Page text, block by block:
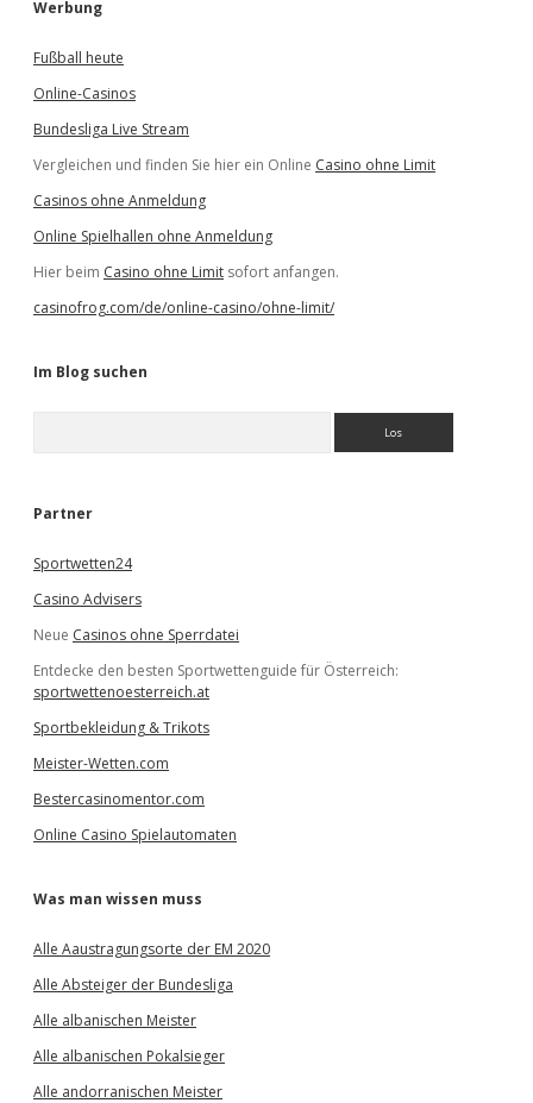
Werbung
Fußball heute
Online-Casinos
Bundesliga Live Stream
Vergleichen und finden Sie hier ein Online Casino ohne Limit
Casinos ohne Anmeldung
Online Spielhallen ohne Anmeldung
Hier beim Casino ohne Limit sofort anfangen.
casinofrog.com/de/online-casino/ohne-limit/
Im Blog suchen
e
Partner
Sportwetten24
Casino Advisers
Neue Casinos ohne Sperrdatei
Entdecke den besten Sportwettenguide für Österreich:
sportwettenoesterreich.at
Sportbekleidung & Trikots
Meister-Wetten.com
Bestercasinomentor.com
Online Casino Spielautomaten
Was man wissen muss
Alle Aaustragungsorte der EM 2020
Alle Absteiger der Bundesliga
Alle albanischen Meister
Alle albanischen Pokalsieger
Alle andorranischen Meister